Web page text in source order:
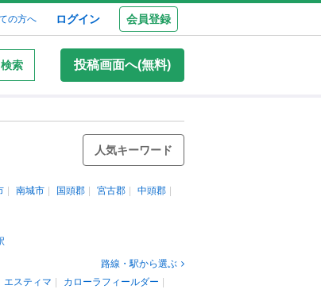
の方へ ログイン 会員登録
検索 投稿画面へ(無料)
人気キーワード
南城市 国頭郡 宮古郡
中頭郡
路線・駅から選ぶ
エスティマ
カローラフィールダー